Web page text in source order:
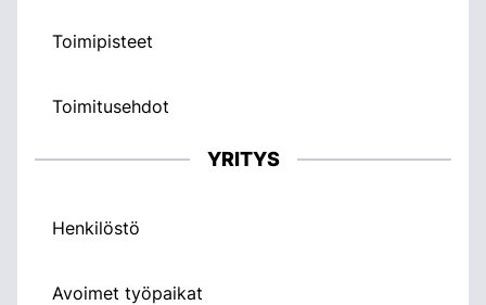
Toimipisteet
Toimitusehdot
YRITYS
Henkilöstö
Avoimet työpaikat